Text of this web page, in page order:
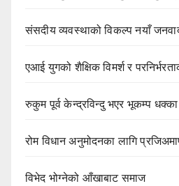
संसदीय व्यवस्थाको विकल्प नयाँ
एआई युगको शैक्षिक विमर्श र
रुकुम पूर्व केन्द्रविन्दु भएर भूकम्प धक्का
रोम विधान अनुमोदनका लागि
विभेद भोग्नेको आँखाबाट समाज